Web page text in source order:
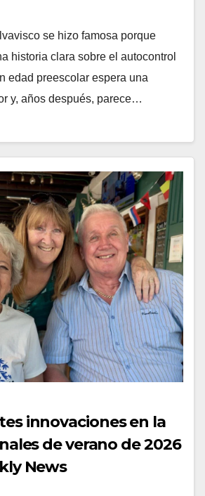
o una
mayor si esperaban, y
seguimientos
que los niños que
tendían a obtener
mejor cuando
aunque
estudios más
que la
mucho menos el
adulta de lo que
historia.
se hizo famosa porque
historia clara sobre el autocontrol
edad preescolar espera una
y, años después, parece…
innovaciones en la
de verano de 2026
News